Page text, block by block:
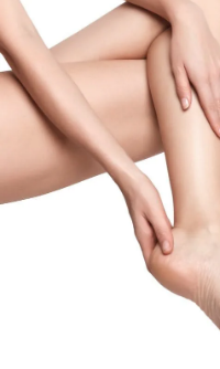
NDF, suteikia
apsaugo nuo
ir dekandioliu –
gebėjimo greitai
sukeliančių
priemonėsių
jautrių pėdų
tyrimais įrodyta,
intensyviai ir ilgai
valandų. Oda vėl
sumažėja. Itin
įsigeria,
pasižymi maloniu
odos, kaip gali
kvapiųjų
bei sergant